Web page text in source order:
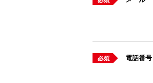
電話番号